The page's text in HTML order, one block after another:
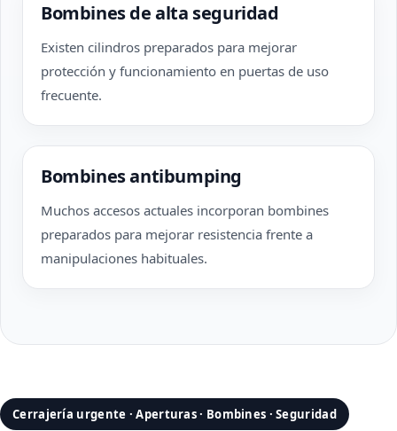
Bombines de alta seguridad
Existen cilindros preparados para mejorar
protección y funcionamiento en puertas de uso
frecuente.
Bombines antibumping
Muchos accesos actuales incorporan bombines
preparados para mejorar resistencia frente a
manipulaciones habituales.
Cerrajería urgente · Aperturas · Bombines · Seguridad